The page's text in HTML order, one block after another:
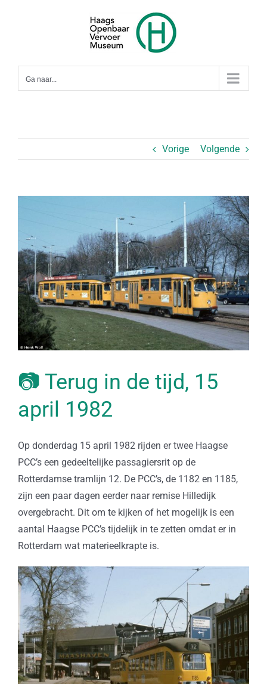
Ga naar...
Vorige Volgende
afbeelding
📷 Terug in de tijd, 15
april 1982
Op donderdag 15 april 1982 rijden er twee Haagse
PCC’s een gedeeltelijke passagiersrit op de
Rotterdamse tramlijn 12. De PCC’s, de 1182 en 1185,
zijn een paar dagen eerder naar remise Hilledijk
overgebracht. Dit om te kijken of het mogelijk is een
aantal Haagse PCC’s tijdelijk in te zetten omdat er in
Rotterdam wat materieelkrapte is.